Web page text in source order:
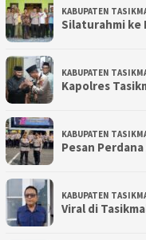
KABUPATEN
Silaturahmi ke
KABUPATEN
Kapolres
KABUPATEN
Pesan
KABUPATEN
Viral di